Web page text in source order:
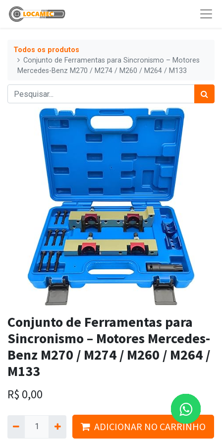
Todos os produtos
Conjunto de Ferramentas para Sincronismo – Motores
Mercedes-Benz M270 / M274 / M260 / M264 / M133
Conjunto de Ferramentas para
Sincronismo – Motores Mercedes-
Benz M270 / M274 / M260 / M264 /
M133
R$ 0,00
ADICIONAR NO CARRINHO